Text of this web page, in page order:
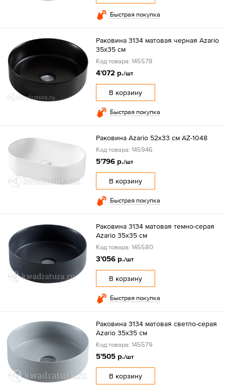
Быстрая покупка
Раковина 3134 матовая черная Azario
35x35 см
Код товара: 145578
4'072 р./шт
В корзину
Быстрая покупка
Раковина Azario 52x33 см AZ-1048
Код товара: 145946
5'796 р./шт
В корзину
Быстрая покупка
Раковина 3134 матовая темно-серая
Azario 35x35 см
Код товара: 145580
3'056 р./шт
В корзину
Быстрая покупка
Раковина 3134 матовая светло-серая
Azario 35x35 см
Код товара: 145579
5'505 р./шт
В корзину